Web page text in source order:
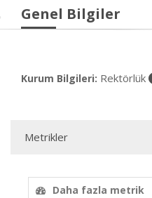
Genel Bilgiler
Kurum Bilgileri: Rektörlük
Metrikler
Daha fazla metrik